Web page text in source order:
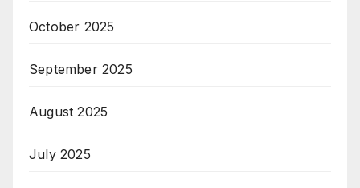
October 2025
September 2025
August 2025
July 2025